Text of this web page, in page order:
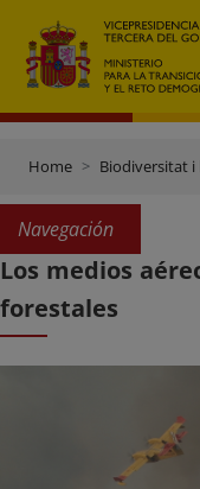
Home Biodiversitat i
Navegación
Los medios
forestales